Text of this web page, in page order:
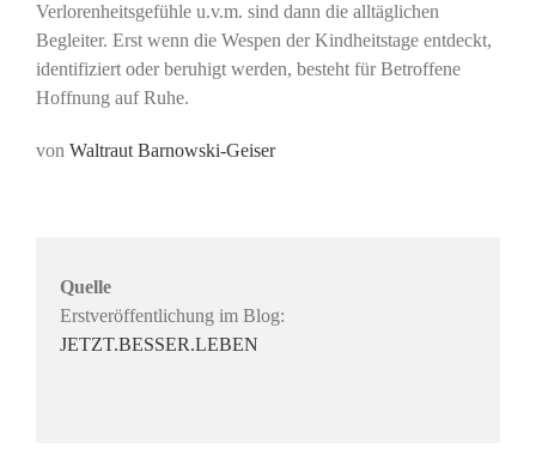
Verlorenheitsgefühle u.v.m. sind dann die alltäglichen
Begleiter. Erst wenn die Wespen der Kindheitstage entdeckt,
identifiziert oder beruhigt werden, besteht für Betroffene
Hoffnung auf Ruhe.
von Waltraut Barnowski-Geiser
Quelle
Erstveröffentlichung im Blog:
JETZT.BESSER.LEBEN